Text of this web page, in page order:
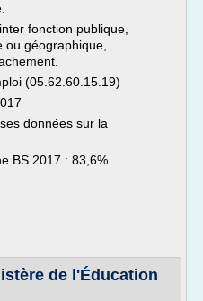
fonction publique,
ou géographique,
(05.62.60.15.19)
données sur la
BS 2017 : 83,6%.
de l'Éducation